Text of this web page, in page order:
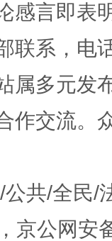
感言即表
联系，电
属多元发
作交流。
公共/全民/
京公网安